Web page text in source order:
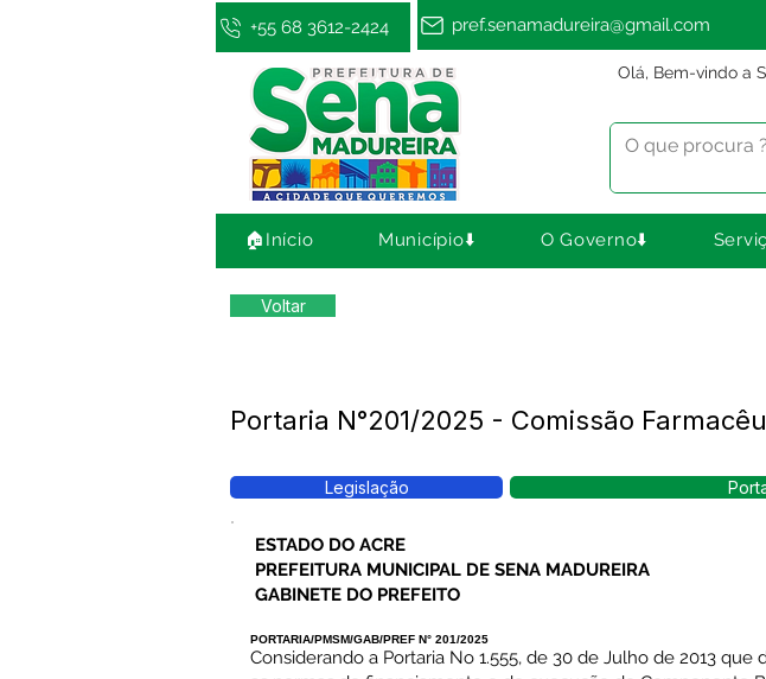
+55 68 3612-2424 pref.senamadureira@gmail.com
Olá, Bem-vindo a
🏠Início Município⬇️ O Governo⬇️
Voltar
Portaria N°201/2025 - Comissão
Legislação
ESTADO DO ACRE
PREFEITURA MUNICIPAL DE SENA MADUREIRA
GABINETE DO PREFEITO
PORTARIA/PMSM/GAB/PREF N° 201/2025
Considerando a Portaria No 1.555, de 30 de Julho de 2013 que